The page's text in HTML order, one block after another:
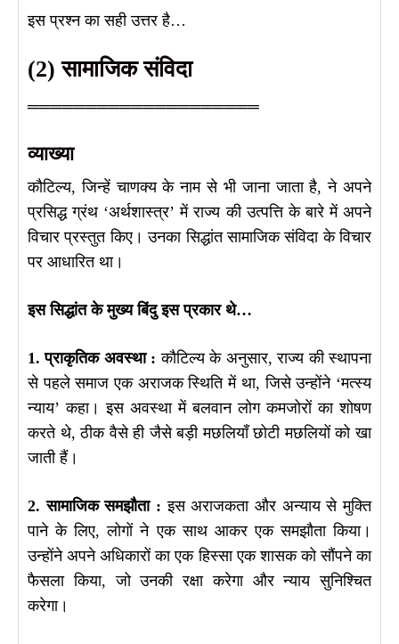
इस प्रश्न का सही उत्तर है…
(2) सामाजिक संविदा
════════════════════
व्याख्या
कौटिल्य, जिन्हें चाणक्य के नाम से भी जाना जाता है, ने अपने
प्रसिद्ध ग्रंथ ‘अर्थशास्त्र’ में राज्य की उत्पत्ति के बारे में अपने
विचार प्रस्तुत किए। उनका सिद्धांत सामाजिक संविदा के विचार
पर आधारित था।
इस सिद्धांत के मुख्य बिंदु इस प्रकार थे…
1. प्राकृतिक अवस्था : कौटिल्य के अनुसार, राज्य की स्थापना
से पहले समाज एक अराजक स्थिति में था, जिसे उन्होंने ‘मत्स्य
न्याय’ कहा। इस अवस्था में बलवान लोग कमजोरों का शोषण
करते थे, ठीक वैसे ही जैसे बड़ी मछलियाँ छोटी मछलियों को खा
जाती हैं।
2. सामाजिक समझौता : इस अराजकता और अन्याय से मुक्ति
पाने के लिए, लोगों ने एक साथ आकर एक समझौता किया।
उन्होंने अपने अधिकारों का एक हिस्सा एक शासक को सौंपने का
फैसला किया, जो उनकी रक्षा करेगा और न्याय सुनिश्चित
करेगा।